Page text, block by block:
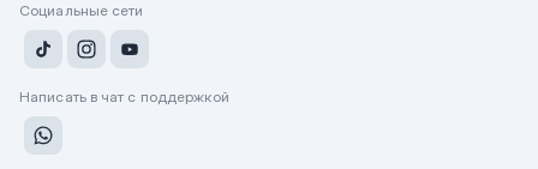
Социальные сети
Написать в чат с поддержкой